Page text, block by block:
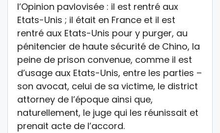
l’Opinion pavlovisée : il est rentré aux
Etats-Unis ; il était en France et il est
rentré aux Etats-Unis pour y purger, au
pénitencier de haute sécurité de Chino, la
peine de prison convenue, comme il est
d’usage aux Etats-Unis, entre les parties –
son avocat, celui de sa victime, le district
attorney de l’époque ainsi que,
naturellement, le juge qui les réunissait et
prenait acte de l’accord.